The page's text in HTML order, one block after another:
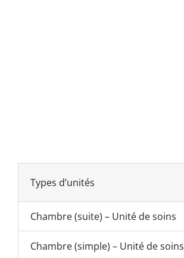
Types d’unités
Chambre (suite) – Unité de soins
Chambre (simple) – Unité de soins